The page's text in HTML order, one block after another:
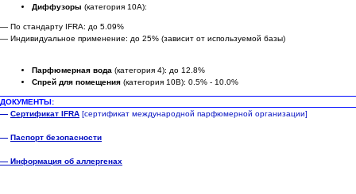
Диффузоры (категория 10A):
— По стандарту IFRA: до 5.09%
— Индивидуальное применение: до 25% (зависит от используемой базы)
Парфюмерная вода (категория 4): до 12.8%
Спрей для помещения (категория 10B): 0.5% - 10.0%
ДОКУМЕНТЫ:
— Сертификат IFRA [сертификат международной парфюмерной организации]
— Паспорт безопасности
— Информация об аллергенах